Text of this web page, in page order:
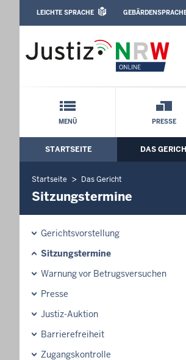
Landgericht Hagen:
Leichte Sprache,
LEICHTE SPRACHE
Schnellnavigation mit
MENÜ PRESSE
Hauptmenü:
STARTSEITE DAS
Startseite Das Gericht
Sitzungstermine
Gerichtsvorstellung
Sitzungstermine
Warnung vor Betrugsversuchen
Presse
Justiz-Auktion
Barrierefreiheit
Zugangskontrolle